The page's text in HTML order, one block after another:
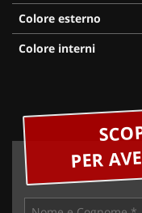
Colore esterno
Colore interni
PER